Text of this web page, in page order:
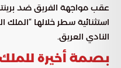
عقب مواجهة الفريق ضد
استثنائية سطر خلالها
النادي العريق.
بصمة أخيرة